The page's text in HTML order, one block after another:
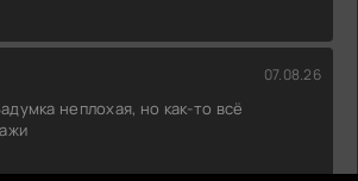
07.08.26
неплохая, но как-то всё